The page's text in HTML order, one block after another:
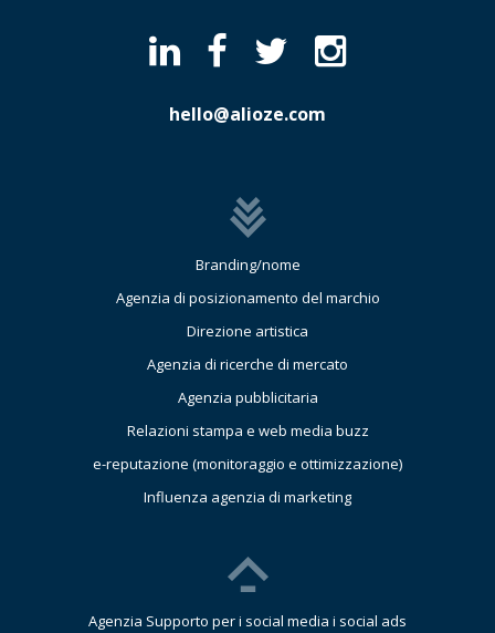
hello@alioze.com
Branding/nome
Agenzia di posizionamento del marchio
Direzione artistica
Agenzia di ricerche di mercato
Agenzia pubblicitaria
Relazioni stampa e web media buzz
e-reputazione (monitoraggio e ottimizzazione)
Influenza agenzia di marketing
Agenzia Supporto per i social media i social ads